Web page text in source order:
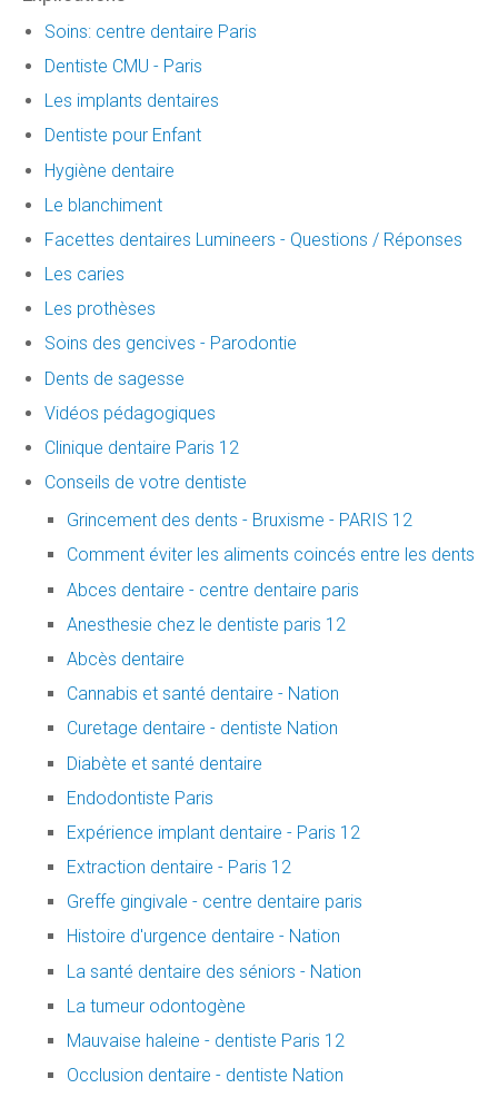
Soins: centre dentaire Paris
Dentiste CMU - Paris
Les implants dentaires
Dentiste pour Enfant
Hygiène dentaire
Le blanchiment
Facettes dentaires Lumineers - Questions / Réponses
Les caries
Les prothèses
Soins des gencives - Parodontie
Dents de sagesse
Vidéos pédagogiques
Clinique dentaire Paris 12
Conseils de votre dentiste
Grincement des dents - Bruxisme - PARIS 12
Comment éviter les aliments coincés entre les dents
Abces dentaire - centre dentaire paris
Anesthesie chez le dentiste paris 12
Abcès dentaire
Cannabis et santé dentaire - Nation
Curetage dentaire - dentiste Nation
Diabète et santé dentaire
Endodontiste Paris
Expérience implant dentaire - Paris 12
Extraction dentaire - Paris 12
Greffe gingivale - centre dentaire paris
Histoire d'urgence dentaire - Nation
La santé dentaire des séniors - Nation
La tumeur odontogène
Mauvaise haleine - dentiste Paris 12
Occlusion dentaire - dentiste Nation